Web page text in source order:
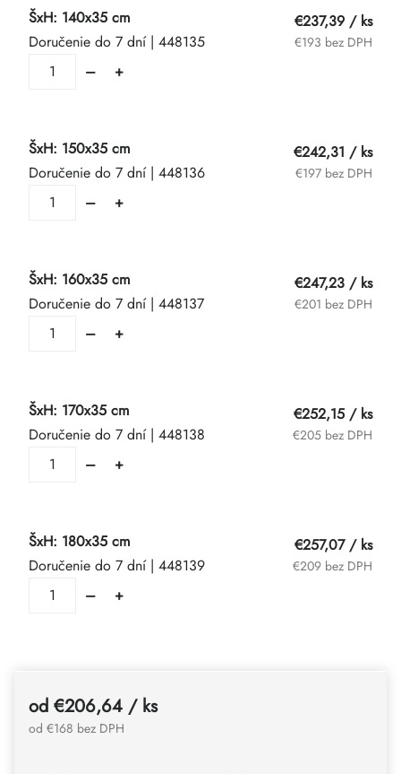
ŠxH: 140x35 cm
Doručenie do 7 dní | 448135
€237,39 / ks
€193 bez DPH
ŠxH: 150x35 cm
Doručenie do 7 dní | 448136
€242,31 / ks
€197 bez DPH
ŠxH: 160x35 cm
Doručenie do 7 dní | 448137
€247,23 / ks
€201 bez DPH
ŠxH: 170x35 cm
Doručenie do 7 dní | 448138
€252,15 / ks
€205 bez DPH
ŠxH: 180x35 cm
Doručenie do 7 dní | 448139
€257,07 / ks
€209 bez DPH
od €206,64 / ks
od €168 bez DPH